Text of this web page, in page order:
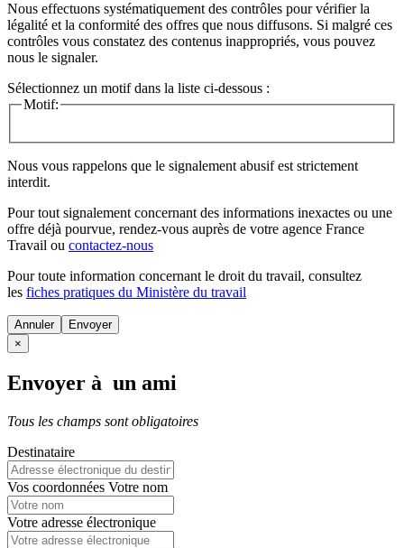
Nous effectuons systématiquement des contrôles pour vérifier la
légalité et la conformité des offres que nous diffusons. Si malgré ces
contrôles vous constatez des contenus inappropriés, vous pouvez
nous le signaler.
Sélectionnez un motif dans la liste ci-dessous :
Motif:
Nous vous rappelons que le signalement abusif est strictement
interdit.
Pour tout signalement concernant des informations inexactes ou une
offre déjà pourvue, rendez-vous auprès de votre agence France
Travail ou contactez-nous
Pour toute information concernant le droit du travail, consultez
les fiches pratiques du Ministère du travail
Annuler
×
Envoyer à un ami
Tous les champs sont obligatoires
Destinataire
Vos coordonnées Votre nom
Votre adresse électronique